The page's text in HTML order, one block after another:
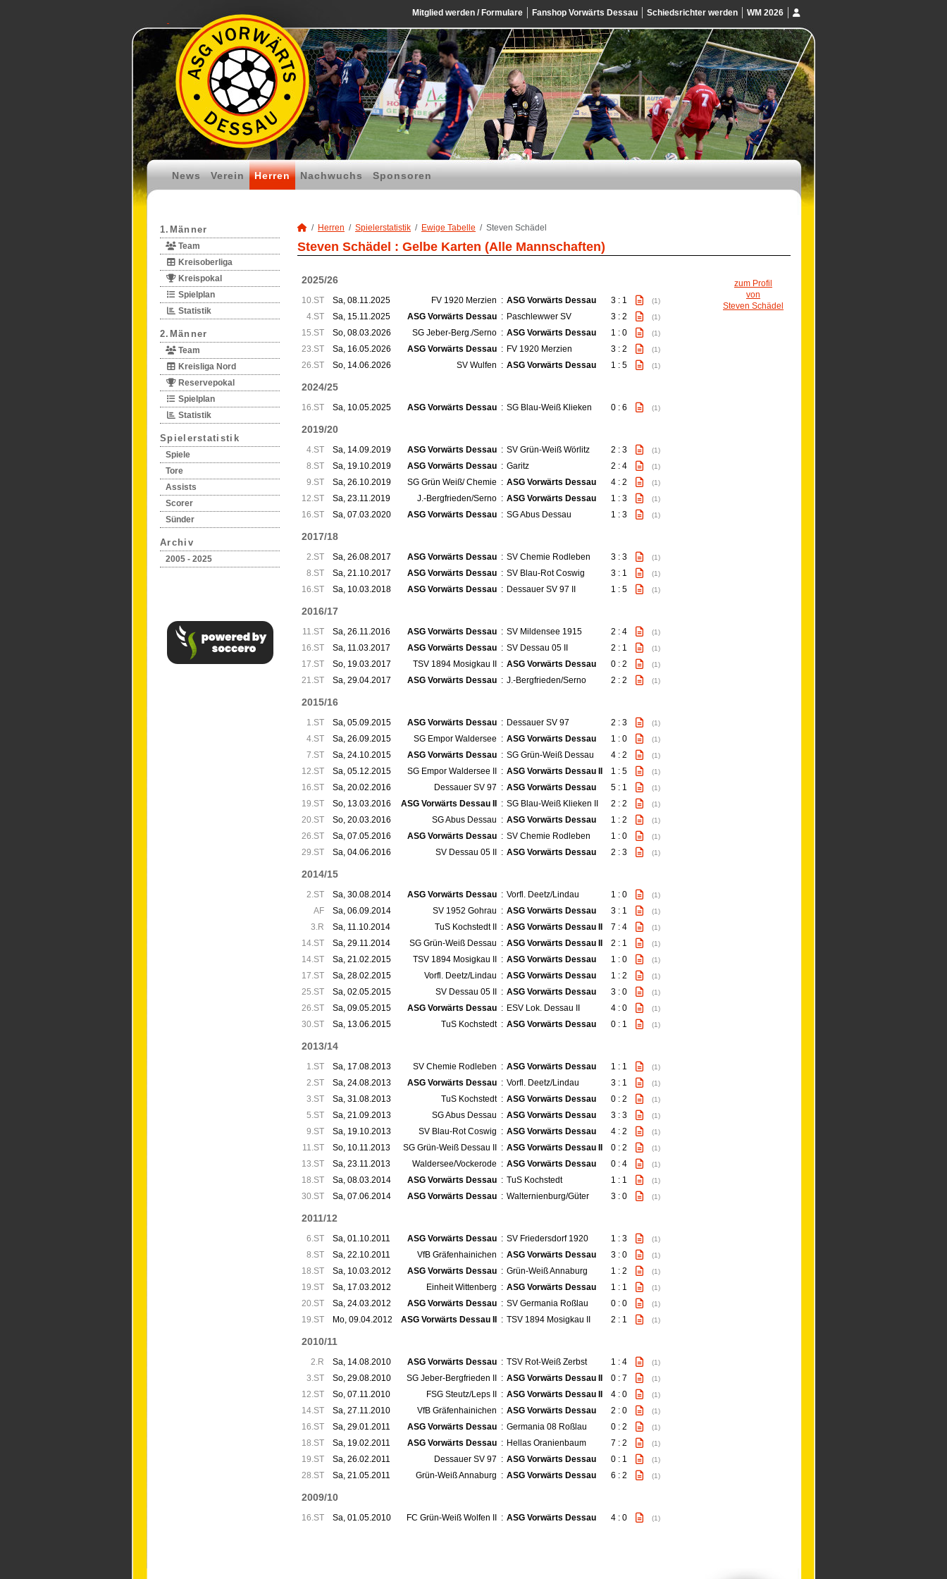
Mitglied werden / Formulare Fanshop Vorwärts Dessau Schiedsrichter werden WM 2026
News Verein Herren Nachwuchs Sponsoren
1.Männer
Team
Kreisoberliga
Kreispokal
Spielplan
Statistik
2.Männer
Team
Kreisliga Nord
Reservepokal
Spielplan
Statistik
Spielerstatistik
Spiele
Tore
Assists
Scorer
Sünder
Archiv
2005 - 2025
Herren Spielerstatistik Ewige Tabelle Steven Schädel
Steven Schädel : Gelbe Karten (Alle Mannschaften)
zum Profil
von
Steven Schädel
2025/26
10.ST Sa, 08.11.2025 FV 1920 Merzien : ASG Vorwärts Dessau 3 : 1 (1)
4.ST Sa, 15.11.2025 ASG Vorwärts Dessau : Paschlewwer SV 3 : 2 (1)
15.ST So, 08.03.2026 SG Jeber-Berg./Serno : ASG Vorwärts Dessau 1 : 0 (1)
23.ST Sa, 16.05.2026 ASG Vorwärts Dessau : FV 1920 Merzien 3 : 2 (1)
26.ST So, 14.06.2026 SV Wulfen : ASG Vorwärts Dessau 1 : 5 (1)
2024/25
16.ST Sa, 10.05.2025 ASG Vorwärts Dessau : SG Blau-Weiß Klieken 0 : 6 (1)
2019/20
4.ST Sa, 14.09.2019 ASG Vorwärts Dessau : SV Grün-Weiß Wörlitz 2 : 3 (1)
8.ST Sa, 19.10.2019 ASG Vorwärts Dessau : Garitz 2 : 4 (1)
9.ST Sa, 26.10.2019 SG Grün Weiß/ Chemie : ASG Vorwärts Dessau 4 : 2 (1)
12.ST Sa, 23.11.2019 J.-Bergfrieden/Serno : ASG Vorwärts Dessau 1 : 3 (1)
16.ST Sa, 07.03.2020 ASG Vorwärts Dessau : SG Abus Dessau 1 : 3 (1)
2017/18
2.ST Sa, 26.08.2017 ASG Vorwärts Dessau : SV Chemie Rodleben 3 : 3 (1)
8.ST Sa, 21.10.2017 ASG Vorwärts Dessau : SV Blau-Rot Coswig 3 : 1 (1)
16.ST Sa, 10.03.2018 ASG Vorwärts Dessau : Dessauer SV 97 II 1 : 5 (1)
2016/17
11.ST Sa, 26.11.2016 ASG Vorwärts Dessau : SV Mildensee 1915 2 : 4 (1)
16.ST Sa, 11.03.2017 ASG Vorwärts Dessau : SV Dessau 05 II 2 : 1 (1)
17.ST So, 19.03.2017 TSV 1894 Mosigkau II : ASG Vorwärts Dessau 0 : 2 (1)
21.ST Sa, 29.04.2017 ASG Vorwärts Dessau : J.-Bergfrieden/Serno 2 : 2 (1)
2015/16
1.ST Sa, 05.09.2015 ASG Vorwärts Dessau : Dessauer SV 97 2 : 3 (1)
4.ST Sa, 26.09.2015 SG Empor Waldersee : ASG Vorwärts Dessau 1 : 0 (1)
7.ST Sa, 24.10.2015 ASG Vorwärts Dessau : SG Grün-Weiß Dessau 4 : 2 (1)
12.ST Sa, 05.12.2015 SG Empor Waldersee II : ASG Vorwärts Dessau II 1 : 5 (1)
16.ST Sa, 20.02.2016 Dessauer SV 97 : ASG Vorwärts Dessau 5 : 1 (1)
19.ST So, 13.03.2016 ASG Vorwärts Dessau II : SG Blau-Weiß Klieken II 2 : 2 (1)
20.ST So, 20.03.2016 SG Abus Dessau : ASG Vorwärts Dessau 1 : 2 (1)
26.ST Sa, 07.05.2016 ASG Vorwärts Dessau : SV Chemie Rodleben 1 : 0 (1)
29.ST Sa, 04.06.2016 SV Dessau 05 II : ASG Vorwärts Dessau 2 : 3 (1)
2014/15
2.ST Sa, 30.08.2014 ASG Vorwärts Dessau : Vorfl. Deetz/Lindau 1 : 0 (1)
AF Sa, 06.09.2014 SV 1952 Gohrau : ASG Vorwärts Dessau 3 : 1 (1)
3.R Sa, 11.10.2014 TuS Kochstedt II : ASG Vorwärts Dessau II 7 : 4 (1)
14.ST Sa, 29.11.2014 SG Grün-Weiß Dessau : ASG Vorwärts Dessau II 2 : 1 (1)
14.ST Sa, 21.02.2015 TSV 1894 Mosigkau II : ASG Vorwärts Dessau 1 : 0 (1)
17.ST Sa, 28.02.2015 Vorfl. Deetz/Lindau : ASG Vorwärts Dessau 1 : 2 (1)
25.ST Sa, 02.05.2015 SV Dessau 05 II : ASG Vorwärts Dessau 3 : 0 (1)
26.ST Sa, 09.05.2015 ASG Vorwärts Dessau : ESV Lok. Dessau II 4 : 0 (1)
30.ST Sa, 13.06.2015 TuS Kochstedt : ASG Vorwärts Dessau 0 : 1 (1)
2013/14
1.ST Sa, 17.08.2013 SV Chemie Rodleben : ASG Vorwärts Dessau 1 : 1 (1)
2.ST Sa, 24.08.2013 ASG Vorwärts Dessau : Vorfl. Deetz/Lindau 3 : 1 (1)
3.ST Sa, 31.08.2013 TuS Kochstedt : ASG Vorwärts Dessau 0 : 2 (1)
5.ST Sa, 21.09.2013 SG Abus Dessau : ASG Vorwärts Dessau 3 : 3 (1)
9.ST Sa, 19.10.2013 SV Blau-Rot Coswig : ASG Vorwärts Dessau 4 : 2 (1)
11.ST So, 10.11.2013 SG Grün-Weiß Dessau II : ASG Vorwärts Dessau II 0 : 2 (1)
13.ST Sa, 23.11.2013 Waldersee/Vockerode : ASG Vorwärts Dessau 0 : 4 (1)
18.ST Sa, 08.03.2014 ASG Vorwärts Dessau : TuS Kochstedt 1 : 1 (1)
30.ST Sa, 07.06.2014 ASG Vorwärts Dessau : Walternienburg/Güter 3 : 0 (1)
2011/12
6.ST Sa, 01.10.2011 ASG Vorwärts Dessau : SV Friedersdorf 1920 1 : 3 (1)
8.ST Sa, 22.10.2011 VfB Gräfenhainichen : ASG Vorwärts Dessau 3 : 0 (1)
18.ST Sa, 10.03.2012 ASG Vorwärts Dessau : Grün-Weiß Annaburg 1 : 2 (1)
19.ST Sa, 17.03.2012 Einheit Wittenberg : ASG Vorwärts Dessau 1 : 1 (1)
20.ST Sa, 24.03.2012 ASG Vorwärts Dessau : SV Germania Roßlau 0 : 0 (1)
19.ST Mo, 09.04.2012 ASG Vorwärts Dessau II : TSV 1894 Mosigkau II 2 : 1 (1)
2010/11
2.R Sa, 14.08.2010 ASG Vorwärts Dessau : TSV Rot-Weiß Zerbst 1 : 4 (1)
3.ST So, 29.08.2010 SG Jeber-Bergfrieden II : ASG Vorwärts Dessau II 0 : 7 (1)
12.ST So, 07.11.2010 FSG Steutz/Leps II : ASG Vorwärts Dessau II 4 : 0 (1)
14.ST Sa, 27.11.2010 VfB Gräfenhainichen : ASG Vorwärts Dessau 2 : 0 (1)
16.ST Sa, 29.01.2011 ASG Vorwärts Dessau : Germania 08 Roßlau 0 : 2 (1)
18.ST Sa, 19.02.2011 ASG Vorwärts Dessau : Hellas Oranienbaum 7 : 2 (1)
19.ST Sa, 26.02.2011 Dessauer SV 97 : ASG Vorwärts Dessau 0 : 1 (1)
28.ST Sa, 21.05.2011 Grün-Weiß Annaburg : ASG Vorwärts Dessau 6 : 2 (1)
2009/10
16.ST Sa, 01.05.2010 FC Grün-Weiß Wolfen II : ASG Vorwärts Dessau 4 : 0 (1)